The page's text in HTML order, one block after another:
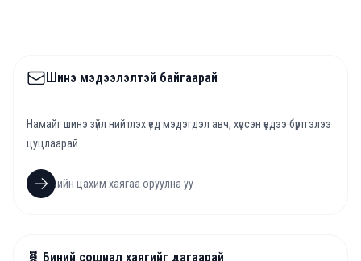
Шинэ мэдээлэлтэй байгаарай
Намайг шинэ зүйл нийтлэх үед мэдэгдэл авч, хүссэн үедээ бүртгэлээ
цуцлаарай.
🧬 Биний сошиал хаягийг дагаарай